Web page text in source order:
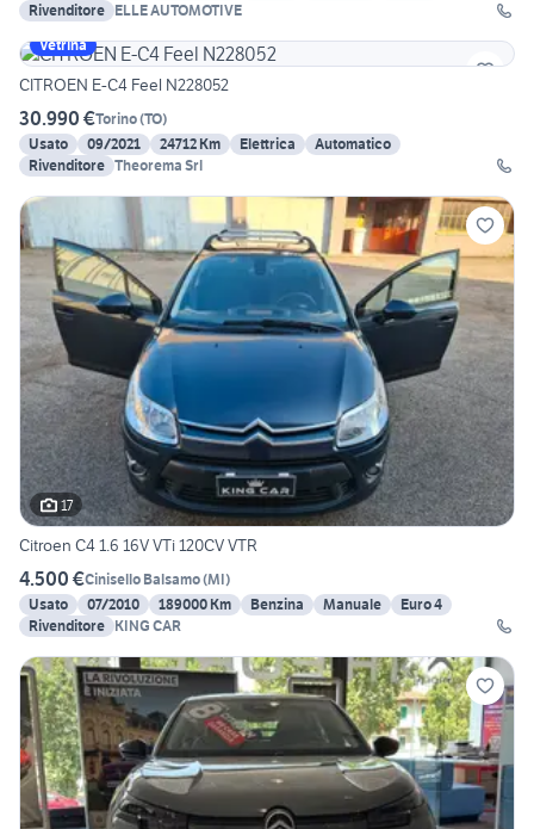
Rivenditore ELLE AUTOMOTIVE
Vetrina
CITROEN E-C4 Feel N228052
30.990 €Torino(TO)
Usato
09/2021 24712 Km Elettrica
Automatico
Rivenditore Theorema Srl
17
Citroen C4 1.6 16V VTi 120CV VTR
4.500 €Cinisello Balsamo(MI)
Usato
07/2010 189000 Km Benzina Manuale
Euro 4
Rivenditore KING CAR